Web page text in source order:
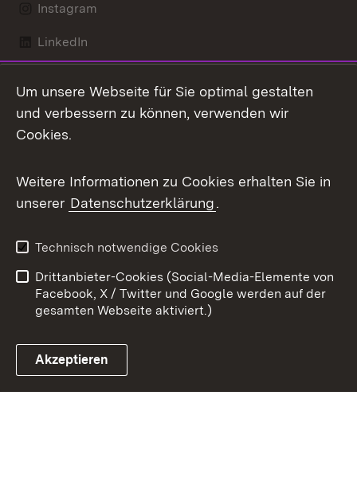
Instagram
LinkedIn
X / Twitter
Youtube
Link zum Landesportal
Kontakt
Datenschutz
Barrierefreiheit
Impressum
Cookies
Um unsere Webseite für Sie optimal gestalten
und verbessern zu können, verwenden wir
Cookies.
Weitere Informationen zu Cookies erhalten Sie in
unserer Datenschutzerklärung.
Technisch notwendige Cookies
Drittanbieter-Cookies (Social-Media-Elemente von
Facebook, X / Twitter und Google werden auf der
gesamten Webseite aktiviert.)
Akzeptieren